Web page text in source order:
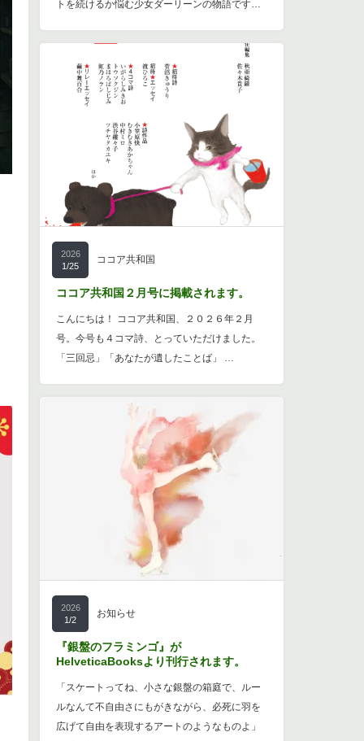
トを続けるか悩む少女ダーリーンの物語です…
2026
1/25
ココア共和国
ココア共和国２月号に掲載されます。
こんにちは！ ココア共和国、２０２６年２月
号。今号も４コマ詩、とっていただけました。
「三回忌」「あなたが遺したことば」 …
2026
1/2
お知らせ
『銀盤のフラミンゴ』が
HelveticaBooksより刊行されます。
「スケートってね、小さな銀盤の箱庭で、ルー
ルなんて不自由さにもがきながら、必死に羽を
広げて自由を表現するアートのようなものよ」